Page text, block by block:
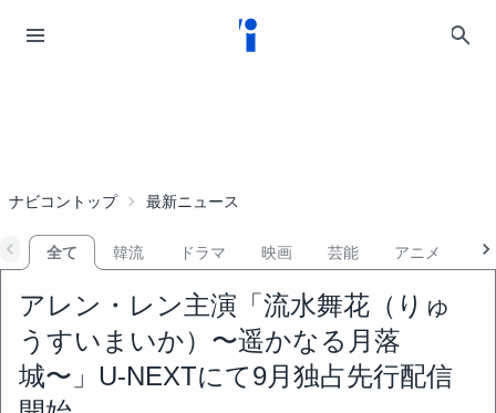
ナビコントップ 最新ニュース
全て 韓流 ドラマ 映画 芸能 アニメ
アレン・レン主演「流水舞花（りゅ
うすいまいか）〜遥かなる月落
城〜」U-NEXTにて9月独占先行配信